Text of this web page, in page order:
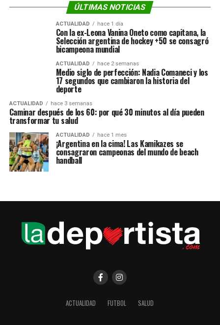
ÚLTIMAS NOTICIAS
ACTUALIDAD hace 1 día
Con la ex-Leona Vanina Oneto como capitana, la
Selección argentina de hockey +50 se consagró
bicampeona mundial
ACTUALIDAD hace 2 semanas
Medio siglo de perfección: Nadia Comaneci y los
17 segundos que cambiaron la historia del
deporte
ACTUALIDAD hace 3 semanas
Caminar después de los 60: por qué 30 minutos al día pueden
transformar tu salud
ACTUALIDAD hace 1 mes
¡Argentina en la cima! Las Kamikazes se
consagraron campeonas del mundo de beach
handball
ACTUALIDAD FUTBOL SALUD